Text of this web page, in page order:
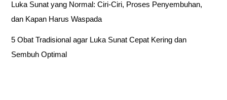
Luka Sunat yang Normal: Ciri-Ciri, Proses Penyembuhan,
dan Kapan Harus Waspada
5 Obat Tradisional agar Luka Sunat Cepat Kering dan
Sembuh Optimal